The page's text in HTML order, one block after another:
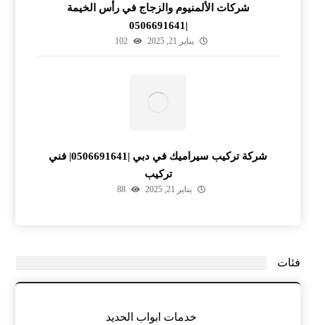
شركات الألمنيوم والزجاج في رأس الخيمة
|0506691641
يناير 21, 2025 102
شركة تركيب سيراميك في دبي |0506691641| فني
تركيب
يناير 21, 2025 88
فئات
خدمات ابواب الحديد